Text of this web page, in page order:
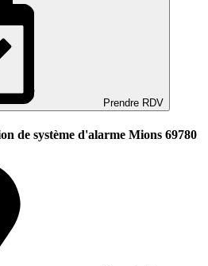
Prendre RDV
de système d'alarme Mions 69780